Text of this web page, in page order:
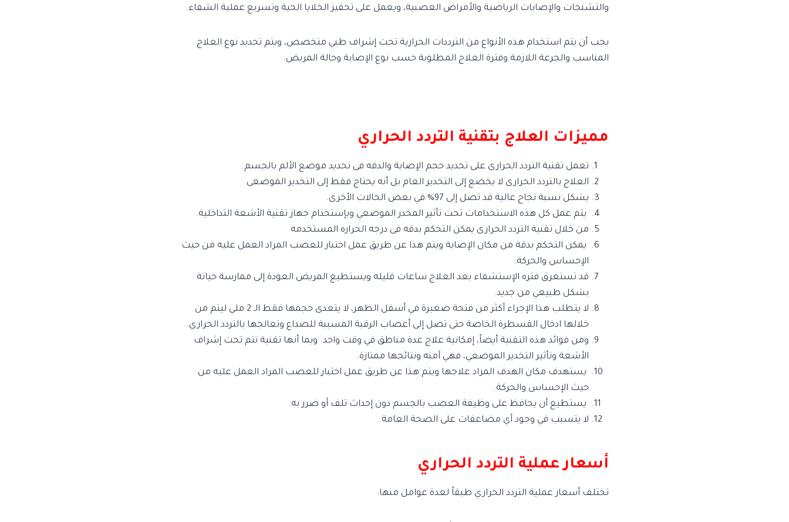
والتشنجات والإصابات الرياضية والأمراض العصبية، ويعمل على تحفيز الخلايا الحية وتسريع عملية الشفاء.
يجب أن يتم استخدام هذه الأنواع من الترددات الحرارية تحت إشراف طبي متخصص، ويتم تحديد نوع العلاج
المناسب والجرعة اللازمة وفترة العلاج المطلوبة حسب نوع الإصابة وحالة المريض.
مميزات العلاج بتقنية التردد الحراري
تعمل تقنية التردد الحرارى على تحديد حجم الإصابة والدقه فى تحديد موضع الألم بالجسم.
العلاج بالتردد الحرارى لا يخضع إلى التخدير العام بل أنه يحتاج فقط إلى التخدير الموضعى
يشكل نسبة نجاح عالية قد تصل إلى 97% في بعض الحالات الأخرى.
يتم عمل كل هذه الاستخدامات تحت تأثير المخدر الموضعي وبإستخدام جهاز تقنية الأشعة التداخلية.
من خلال تقنية التردد الحرارى يمكن التحكم بدقه فى درجه الحراره المستخدمه
يمكن التحكم بدقة من مكان الإصابة ويتم هذا عن طريق عمل اختبار للعصب المراد العمل عليه من حيث
الإحساس والحركة.
قد تستغرق فتره الإستشفاء بعد العلاج ساعات قليله ويستطيع المريض العودة إلى ممارسة حياتة
بشكل طبيعي من جديد.
لا يتطلب هذا الإجراء أكثر من فتحة صغيرة في أسفل الظهر، لا يتعدى حجمها فقط الـ 2 ملي ليتم من
خلالها ادخال القسطرة الخاصة حتى تصل إلى أعصاب الرقبة المسببة للصداع وتعالجها بالتردد الحراري.
ومن فوائد هذه التقنية أيضاً، إمكانية علاج عدة مناطق في وقت واحد. وبما أنها تقنية تتم تحت إشراف
الأشعة وتأثير التخدير الموضعي، فهي آمنه ونتائجها ممتازة.
يستهدف مكان الهدف المراد علاجها ويتم هذا عن طريق عمل اختبار للعصب المراد العمل عليه من
حيث الإحساس والحركة.
يستطيع أن يحافظ على وظيفة العصب بالجسم دون إحداث تلف أو ضرر به.
لا يتسبب في وجود أي مضاعفات على الصحة العامة.
أسعار عملية التردد الحراري
تختلف أسعار عملية التردد الحراري طبقاً لعدة عوامل منها: